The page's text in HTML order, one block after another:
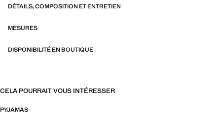
DÉTAILS, COMPOSITION ET ENTRETIEN
MESURES
DISPONIBILITÉ EN BOUTIQUE
CELA POURRAIT VOUS INTÉRESSER
PYJAMAS